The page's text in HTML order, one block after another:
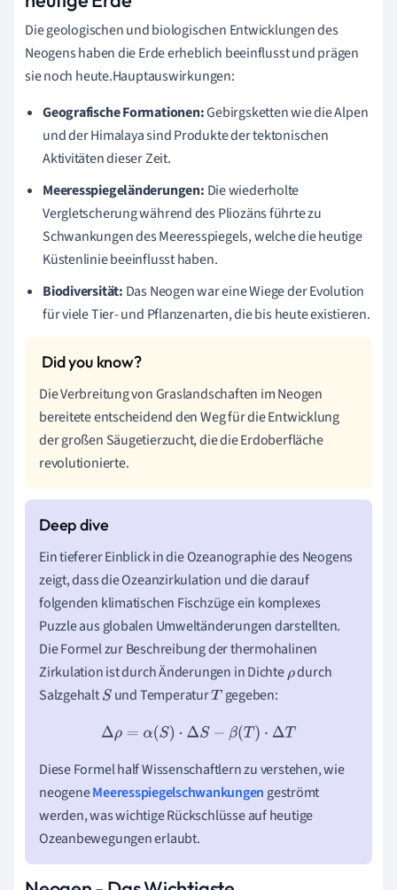
Die geologischen und biologischen Entwicklungen des
Neogens haben die Erde erheblich beeinflusst und prägen
sie noch heute.Hauptauswirkungen:
Geografische Formationen:Gebirgsketten wie die Alpen
und der Himalaya sind Produkte der tektonischen
Aktivitäten dieser Zeit.
Meeresspiegeländerungen: Die wiederholte
Vergletscherung während des Pliozäns führte zu
Schwankungen des Meeresspiegels, welche die heutige
Küstenlinie beeinflusst haben.
Biodiversität: Das Neogen war eine Wiege der Evolution
für viele Tier- und Pflanzenarten, die bis heute existieren.
Die Verbreitung von Graslandschaften im Neogen
bereitete entscheidend den Weg für die Entwicklung
der großen Säugetierzucht, die die Erdoberfläche
revolutionierte.
Ein tieferer Einblick in die Ozeanographie des Neogens
zeigt, dass die Ozeanzirkulation und die darauf
folgenden klimatischen Fischzüge ein komplexes
Puzzle aus globalen Umweltänderungen darstellten.
Die Formel zur Beschreibung der thermohalinen
Zirkulation ist durch Änderungen in Dichteρdurch
SalzgehaltSund TemperaturT gegeben:
Δρ=α( S ⋅ΔS− β( T)⋅ΔT
Diese Formel half Wissenschaftlern zu verstehen, wie
neogeneMeeresspiegelschwankungen geströmt
werden, was wichtige Rückschlüsse auf heutige
Ozeanbewegungen erlaubt.